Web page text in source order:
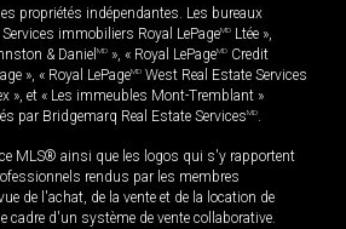
propriétés indépendantes. Les bureaux
immobiliers Royal LePageMD Ltée »,
& Daniel MD », « Royal LePageMD Credit
», « Royal LePageMD West Real Estate Services
», et « Les immeubles Mont-Tremblant »
par Bridgemarq Real Estate ServicesMD.
MLS® ainsi que les logos qui s'y rapportent
rendus par les membres
de l'achat, de la vente et de la location de
cadre d'un système de vente collaborative.